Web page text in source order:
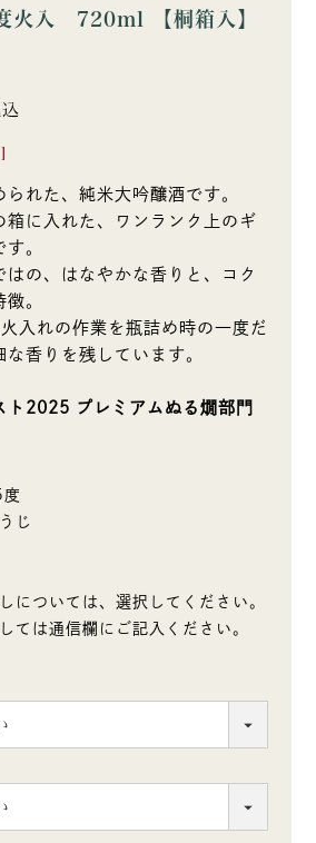
火入 720ml 【桐箱入】
れた、純米大吟醸酒です。
箱に入れた、ワンランク上のギ
。
はの、はなやかな香りと、コク
。
入れの作業を瓶詰め時の一度だ
香りを残しています。
ト2025 プレミアムぬる燗部門
じ
については、選択してください。
ては通信欄にご記入ください。